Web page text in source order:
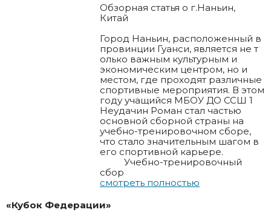
Обзорная статья о г.Наньин,
Китай
Город Наньин, расположенный в
провинции Гуанси, является не т
олько важным культурным и
экономическим центром, но и
местом, где проходят различные
спортивные мероприятия. В этом
году учащийся МБОУ ДО ССШ 1
Неудачин Роман стал частью
основной сборной страны на
учебно-тренировочном сборе,
что стало значительным шагом в
его спортивной карьере.
Учебно-тренировочный
сбор
смотреть полностью
«Кубок Федерации»